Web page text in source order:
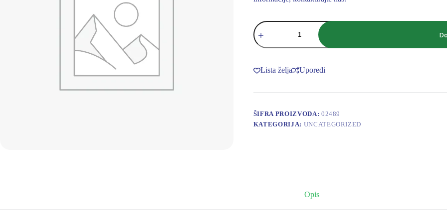
ISOLCELL
LEPTIR
VENTIL
količina
Lista želja Uporedi
ŠIFRA PROIZVODA: 02489
KATEGORIJA: UNCATEGORIZED
Opis